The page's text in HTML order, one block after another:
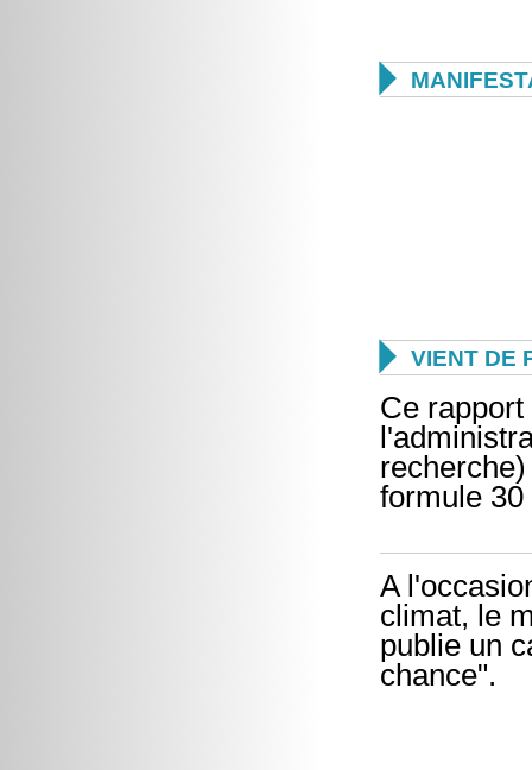

 VIENT DE
Ce rapport
formule
A
climat, le
publie un
chance".